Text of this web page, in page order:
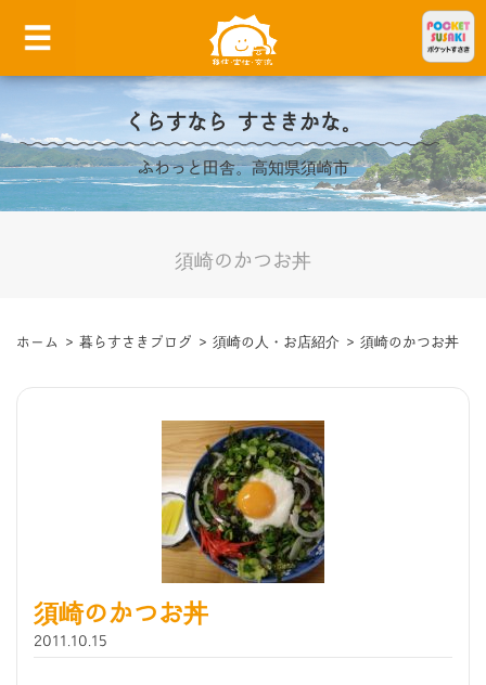
くらすなら すさきかな。
ふわっと田舎。高知県須崎市
須崎のかつお丼
ホーム > 暮らすさきブログ > 須崎の人・お店紹介 > 須崎のかつお丼
須崎のかつお丼
2011.10.15